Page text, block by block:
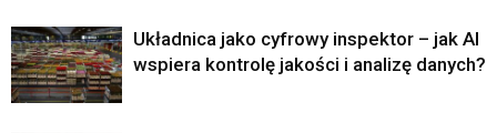
Układnica jako cyfrowy inspektor – jak AI
wspiera kontrolę jakości i analizę danych?